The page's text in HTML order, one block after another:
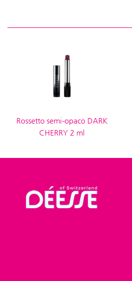
Rossetto semi-opaco DARK
CHERRY 2 ml
Shop>Trucco>